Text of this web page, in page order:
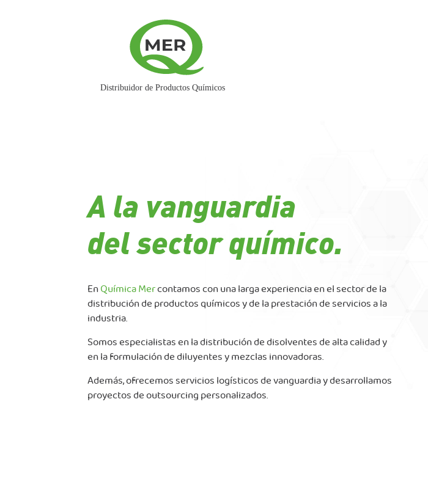
A la vanguardia
del sector químico.
En Química Mercontamos con una larga experiencia en el sector de la
distribución de productos químicos y de la prestación de servicios a la
industria.
Somos especialistas en la distribución de disolventes de alta calidad y
en la formulación de diluyentes y mezclas innovadoras.
Además, ofrecemos servicios logísticos de vanguardia y desarrollamos
proyectos de outsourcing personalizados.